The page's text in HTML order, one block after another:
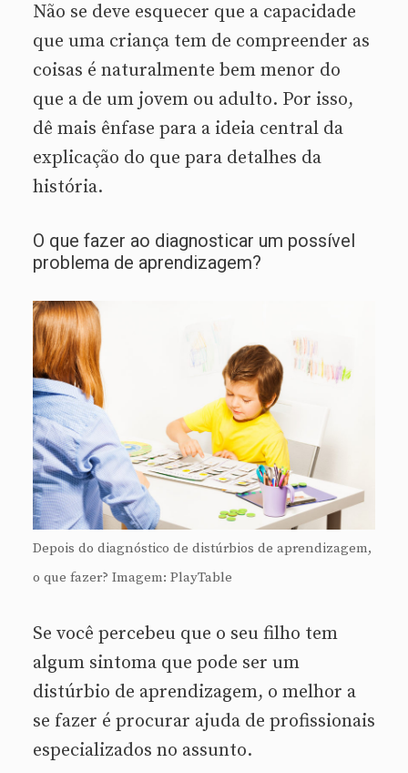
Não se deve esquecer que a capacidade
que uma criança tem de compreender as
coisas é naturalmente bem menor do
que a de um jovem ou adulto. Por isso,
dê mais ênfase para a ideia central da
explicação do que para detalhes da
história.
O que fazer ao diagnosticar um possível
problema de aprendizagem?
Depois do diagnóstico de distúrbios de aprendizagem,
o que fazer? Imagem: PlayTable
Se você percebeu que o seu filho tem
algum sintoma que pode ser um
distúrbio de aprendizagem, o melhor a
se fazer é procurar ajuda de profissionais
especializados no assunto.